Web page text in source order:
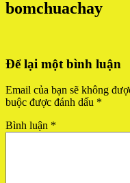
bomchuachay
Để lại một bình luận
Email của bạn sẽ không
buộc được đánh dấu *
Bình luận *